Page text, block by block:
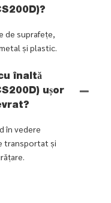
de suprafețe,
și plastic.
înaltă
ușor
în vedere
transportat și